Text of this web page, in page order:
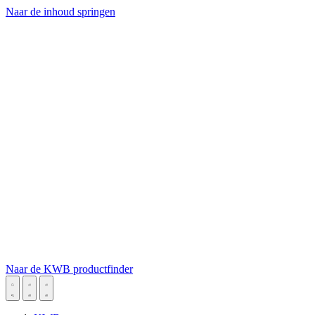
Naar de inhoud springen
Naar de KWB productfinder